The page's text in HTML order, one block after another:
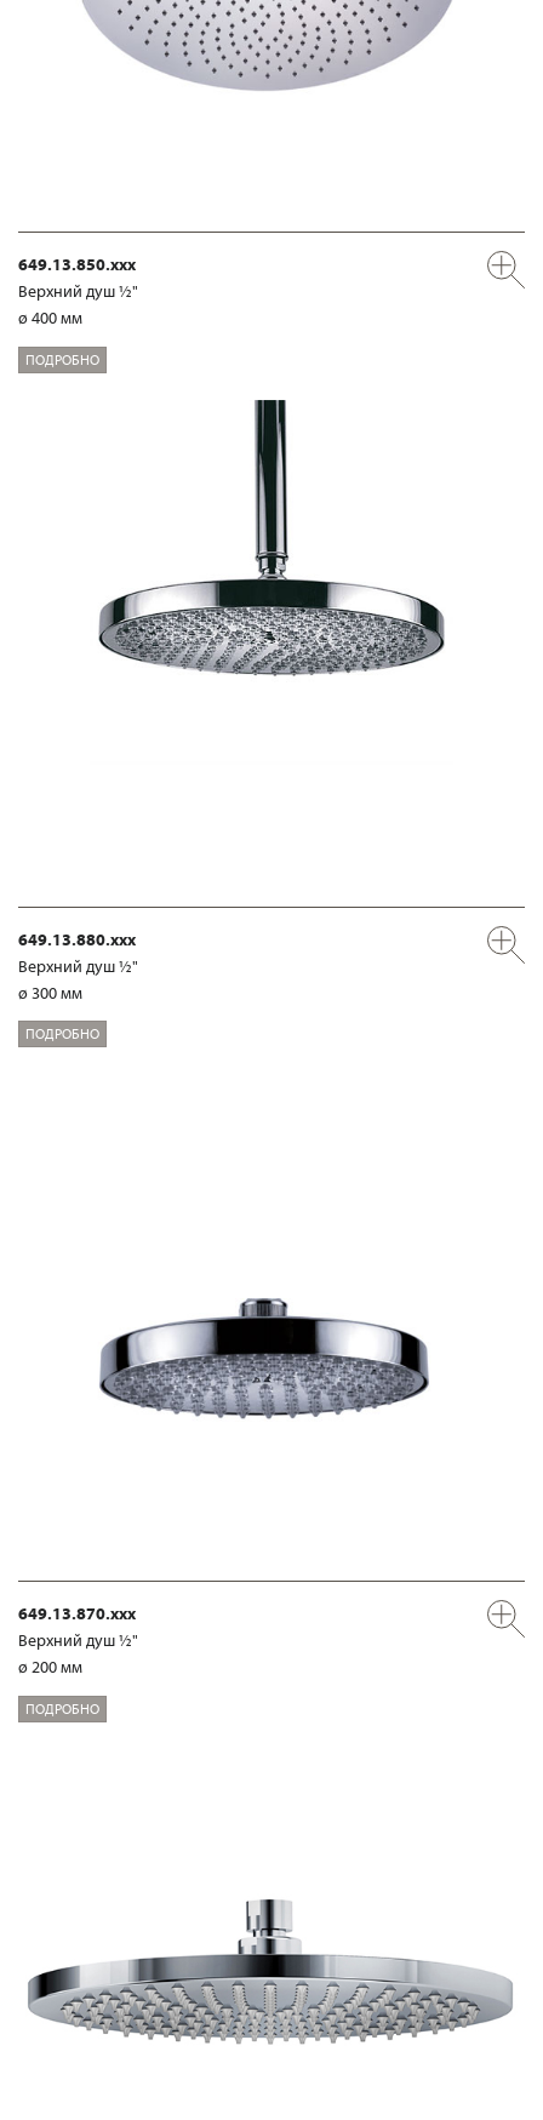
649.13.850.xxx
Верхний душ ½"
ø 400 мм
ПОДРОБНО
649.13.880.xxx
Верхний душ ½"
ø 300 мм
ПОДРОБНО
649.13.870.xxx
Верхний душ ½"
ø 200 мм
ПОДРОБНО